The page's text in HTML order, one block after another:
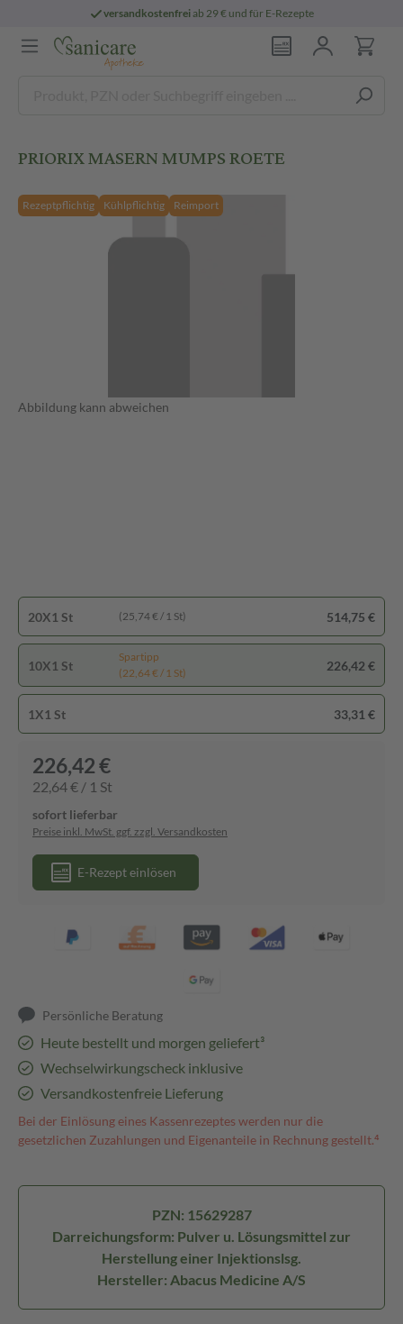
versandkostenfreiab 29 € und für E-Rezepte
PRIORIX MASERN MUMPS ROETE
Rezeptpflichtig Kühlpflichtig Reimport
Abbildung kann abweichen
20X1 St (25,74 € / 1 St) 514,75 €
10X1 St
Spartipp
(22,64 € / 1 St)
226,42 €
1X1 St 33,31 €
226,42 €
22,64 € / 1 St
sofort lieferbar
Preise inkl. MwSt. ggf. zzgl. Versandkosten
E-Rezept einlösen
Persönliche Beratung
Heute bestellt und morgen geliefert³
Wechselwirkungscheck inklusive
Versandkostenfreie Lieferung
Bei der Einlösung eines Kassenrezeptes werden nur die
gesetzlichen Zuzahlungen und Eigenanteile in Rechnung gestellt.⁴
PZN: 15629287
Darreichungsform: Pulver u. Lösungsmittel zur
Herstellung einer Injektionslsg.
Hersteller: Abacus Medicine A/S